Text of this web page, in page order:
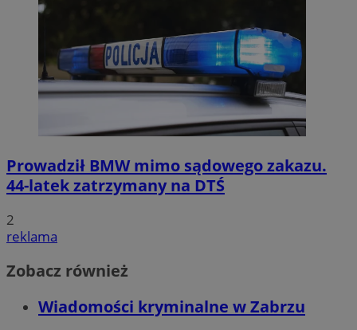
Prowadził BMW mimo sądowego zakazu.
44-latek zatrzymany na DTŚ
2
reklama
Zobacz również
Wiadomości kryminalne w Zabrzu